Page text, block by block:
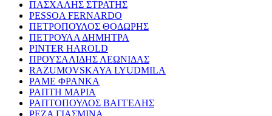
ΠΑΣΧΑΛΗΣ ΣΤΡΑΤΗΣ
PESSOA FERNARDO
ΠΕΤΡΟΠΟΥΛΟΣ ΘΟΔΩΡΗΣ
ΠΕΤΡΟΥΛΑ ΔΗΜΗΤΡΑ
PINTER HAROLD
ΠΡΟΥΣΑΛΙΔΗΣ ΛΕΩΝΙΔΑΣ
RAZUMOVSKAYA LYUDMILA
ΡΑΜΕ ΦΡΑΝΚΑ
ΡΑΠΤΗ ΜΑΡΙΑ
ΡΑΠΤΟΠΟΥΛΟΣ ΒΑΓΓΕΛΗΣ
ΡΕΖΑ ΓΙΑΣΜΙΝΑ